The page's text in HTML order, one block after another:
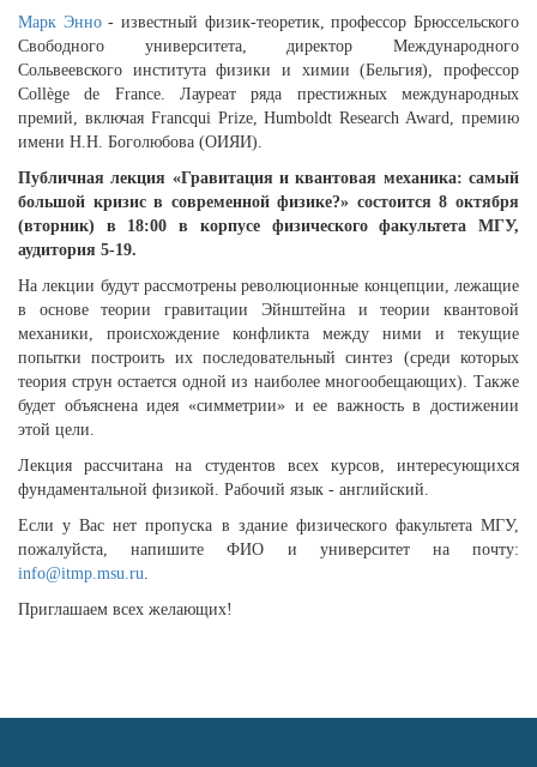
Марк Энно- известный физик-теоретик, профессор Брюссельского
Свободного университета, директор Международного
Сольвеевского института физики и химии (Бельгия), профессор
Collège de France. Лауреат ряда престижных международных
премий, включая Francqui Prize, Humboldt Research Award, премию
имени Н.Н. Боголюбова (ОИЯИ).
Публичная лекция «Гравитация и квантовая механика: самый
большой кризис в современной физике?» состоится 8 октября
(вторник) в 18:00 в корпусе физического факультета МГУ,
аудитория 5-19.
На лекции будут рассмотрены революционные концепции, лежащие
в основе теории гравитации Эйнштейна и теории квантовой
механики, происхождение конфликта между ними и текущие
попытки построить их последовательный синтез (среди которых
теория струн остается одной из наиболее многообещающих). Также
будет объяснена идея «симметрии» и ее важность в достижении
этой цели.
Лекция рассчитана на студентов всех курсов, интересующихся
фундаментальной физикой. Рабочий язык - английский.
Если у Вас нет пропуска в здание физического факультета МГУ,
пожалуйста, напишите ФИО и университет на почту:
info@itmp.msu.ru.
Приглашаем всех желающих!